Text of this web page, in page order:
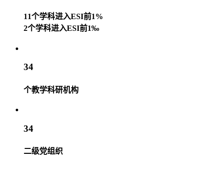
11个学科进入ESI前1%
2个学科进入ESI前1‰
34
个教学科研机构
34
二级党组织